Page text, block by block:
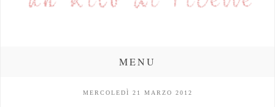
MENU
MERCOLEDÌ 21 MARZO 2012